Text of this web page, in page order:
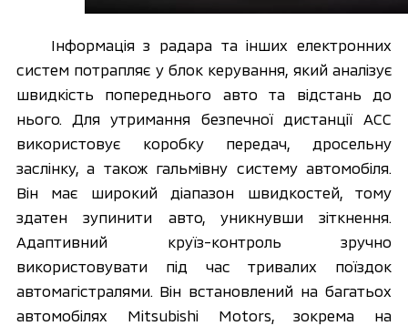
Інформація з радара та інших електронних
систем потрапляє у блок керування, який аналізує
швидкість попереднього авто та відстань до
нього. Для утримання безпечної дистанції ACC
використовує коробку передач, дросельну
заслінку, а також гальмівну систему автомобіля.
Він має широкий діапазон швидкостей, тому
здатен зупинити авто, уникнувши зіткнення.
Адаптивний круїз-контроль зручно
використовувати під час тривалих поїздок
автомагістралями. Він встановлений на багатьох
автомобілях Mitsubishi Motors, зокрема на